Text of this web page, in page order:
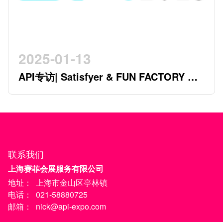
2025-01-13
API专访| Satisfyer & FUN FACTORY 开
创行业新时代的德系双星
联系我们
上海赛菲会展服务有限公司
地址：
上海市金山区亭林镇
电话：
021-58880725
邮箱：
nick@api-expo.com